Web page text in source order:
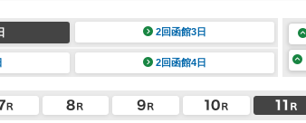
2回函館3日
2回函館4日